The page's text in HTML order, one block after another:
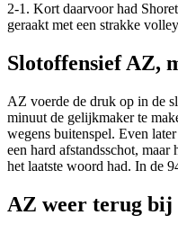
2-1. Kort daarvoor had
geraakt met een strakke
Slotoffensief AZ,
AZ voerde de druk op in de
minuut de gelijkmaker te
wegens buitenspel. Even
een hard afstandsschot,
het laatste woord had. In de
AZ weer terug bij